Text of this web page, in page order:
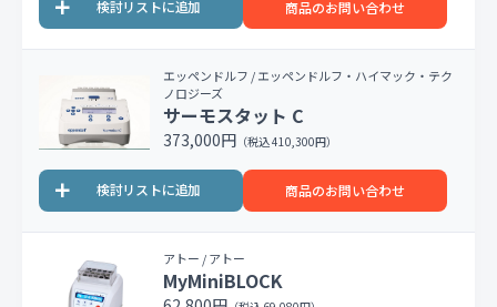
商品のお問い合わせ
エッペンドルフ / エッペンドルフ・ハイマック・テク
ノロジーズ
サーモスタット C
373,000円 （税込 410,300円）
商品のお問い合わせ
アトー / アトー
MyMiniBLOCK